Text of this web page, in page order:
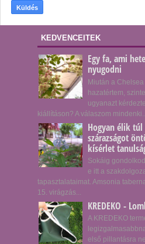
KEDVENCEITEK
Egy fa, ami
nyugodni
Miután a
hazatértem,
ugyanazt
kiállításon? A válaszom mindenki...
Hogyan élik túl
szárazságot
kísérlet
Sokáig
e itt a
tapasztalataimat. Amsonia
15. virágzás...
KREDEKO -
A KREDEKO
első pillantásra